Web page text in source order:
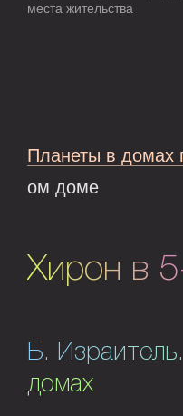
места жительства
Планеты в домах
ом доме
Хирон в
Б.
домах